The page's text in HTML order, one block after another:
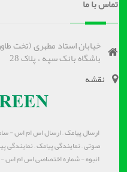
تماس با ما
خیابان استاد مطهری (تخت
باشگاه بانک سپه ، پلاک 28
نقشه
ارسال پیامک – ارسال اس ام اس -
صوتی – نمایندگی پیامک – نمایندگی
انبوه - شماره اختصاصی اس ام اس